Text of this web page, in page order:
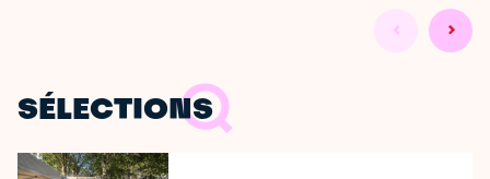
SÉLECTIONS